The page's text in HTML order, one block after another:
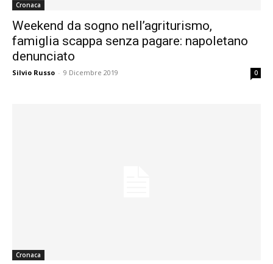
Cronaca
Weekend da sogno nell’agriturismo,
famiglia scappa senza pagare: napoletano
denunciato
Silvio Russo - 9 Dicembre 2019 0
Cronaca